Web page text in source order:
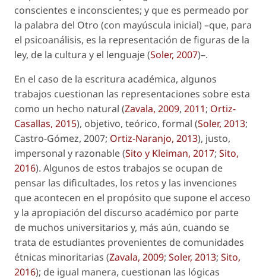
conscientes e inconscientes; y que es permeado por
la palabra del Otro (con mayúscula inicial) –que, para
el psicoanálisis, es la representación de figuras de la
ley, de la cultura y el lenguaje (Soler, 2007)–.
En el caso de la escritura académica, algunos
trabajos cuestionan las representaciones sobre esta
como un hecho natural (Zavala, 2009, 2011; Ortiz-
Casallas, 2015), objetivo, teórico, formal (Soler, 2013;
Castro-Gómez, 2007; Ortiz-Naranjo, 2013), justo,
impersonal y razonable (Sito y Kleiman, 2017; Sito,
2016). Algunos de estos trabajos se ocupan de
pensar las dificultades, los retos y las invenciones
que acontecen en el propósito que supone el acceso
y la apropiación del discurso académico por parte
de muchos universitarios y, más aún, cuando se
trata de estudiantes provenientes de comunidades
étnicas minoritarias (Zavala, 2009; Soler, 2013; Sito,
2016); de igual manera, cuestionan las lógicas